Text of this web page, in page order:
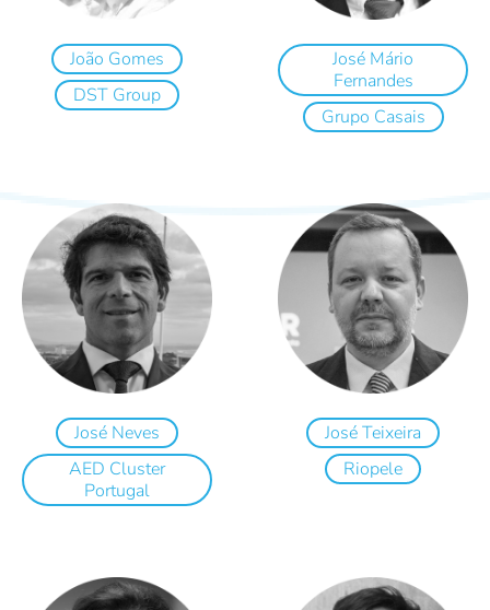
João Gomes
DST Group
José Mário
Fernandes
Grupo Casais
José Neves
AED Cluster
Portugal
José Teixeira
Riopele